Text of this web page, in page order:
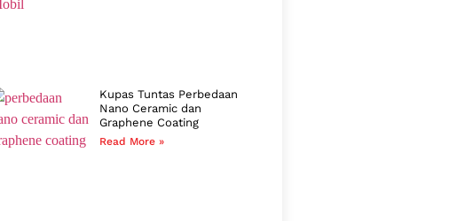
Kupas Tuntas Perbedaan
Nano Ceramic dan
Graphene Coating
Read More »